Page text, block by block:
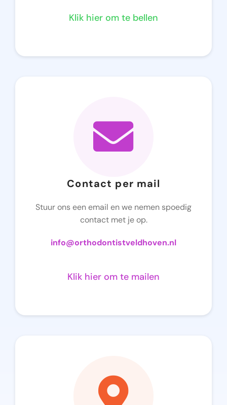
Klik hier om te bellen
Contact per mail
Stuur ons een email en we nemen spoedig
contact met je op.
info@orthodontistveldhoven.nl
Klik hier om te mailen